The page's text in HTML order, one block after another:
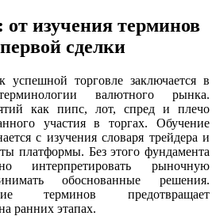
изучения терминов
сделки
торговле заключается в
валютного рынка.
как пипс, лот, спред и плечо
участия в торгах. Обучение
с изучения словаря трейдера и
платформы. Без этого фундамента
интерпретировать рыночную
обоснованные решения.
терминов предотвращает
ранних этапах.